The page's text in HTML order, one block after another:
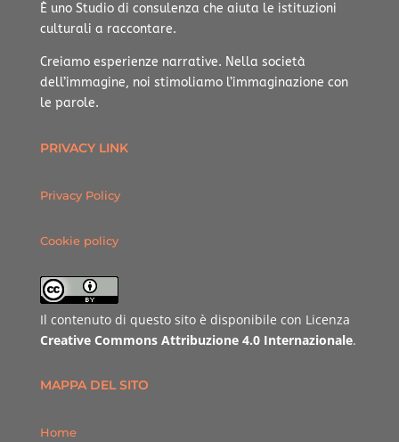
È uno Studio di consulenza che aiuta le istituzioni
culturali a raccontare.
Creiamo esperienze narrative. Nella società
dell’immagine, noi stimoliamo l’immaginazione con
le parole.
PRIVACY LINK
Privacy Policy
Cookie policy
Il contenuto di questo sito è disponibile con Licenza
Creative Commons Attribuzione 4.0 Internazionale.
MAPPA DEL SITO
Home